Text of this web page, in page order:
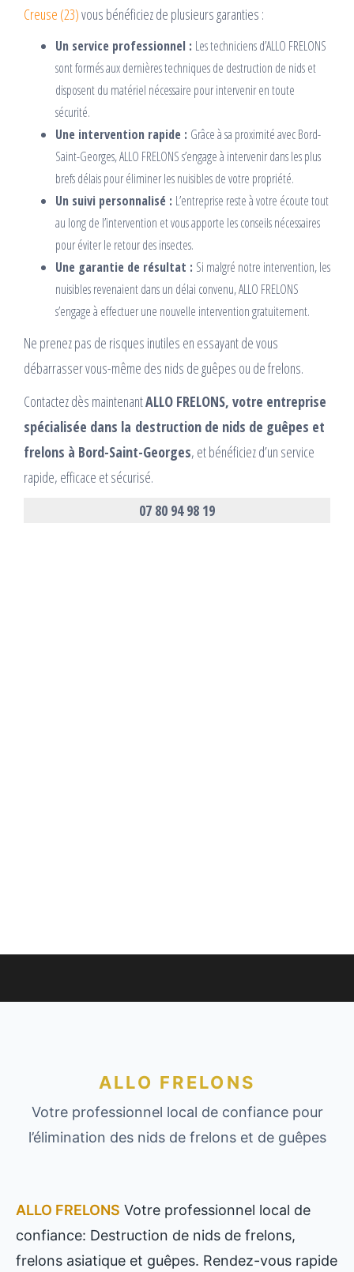
Creuse (23)vous bénéficiez de plusieurs garanties :
Un service professionnel : Les techniciens d’ALLO FRELONS
sont formés aux dernières techniques de destruction de nids et
disposent du matériel nécessaire pour intervenir en toute
sécurité.
Une intervention rapide : Grâce à sa proximité avec Bord-
Saint-Georges, ALLO FRELONS s’engage à intervenir dans les plus
brefs délais pour éliminer les nuisibles de votre propriété.
Un suivi personnalisé : L’entreprise reste à votre écoute tout
au long de l’intervention et vous apporte les conseils nécessaires
pour éviter le retour des insectes.
Une garantie de résultat : Si malgré notre intervention, les
nuisibles revenaient dans un délai convenu, ALLO FRELONS
s’engage à effectuer une nouvelle intervention gratuitement.
Ne prenez pas de risques inutiles en essayant de vous
débarrasser vous-même des nids de guêpes ou de frelons.
Contactez dès maintenantALLO FRELONS, votre entreprise
spécialisée dans la destruction de nids de guêpes et
frelons à Bord-Saint-Georges, et bénéficiez d’un service
rapide, efficace et sécurisé.
07 80 94 98 19
ALLO FRELONS
Votre professionnel local de confiance pour
l’élimination des nids de frelons et de guêpes
ALLO FRELONS Votre professionnel local de
confiance: Destruction de nids de frelons,
frelons asiatique et guêpes. Rendez-vous rapide